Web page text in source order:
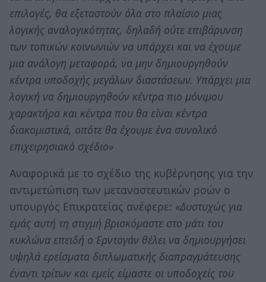
επιλογές, θα εξεταστούν όλα στο πλαίσιο μιας
λογικής αναλογικότητας, δηλαδή ούτε επιβάρυνση
των τοπικών κοινωνιών να υπάρχει και να έχουμε
μια ανάλογη μεταφορά, να μην δημιουργηθούν
κέντρα υποδοχής μεγάλων διαστάσεων. Υπάρχει μια
λογική να δημιουργηθούν κέντρα πιο μόνιμου
χαρακτήρα και κέντρα που θα είναι κέντρα
διακομιστικά, οπότε θα έχουμε ένα συνολικό
επιχειρησιακό σχέδιο»
Αναφορικά με το σχέδιο της κυβέρνησης για την
αντιμετώπιση των μεταναστευτικών ροών ο
υπουργός Επικρατείας ανέφερε: «Δυστυχώς για
εμάς αυτή τη στιγμή βρισκόμαστε στο μάτι του
κυκλώνα επειδή ο Ερντογάν θέλει να δημιουργήσει
υψηλά ερείσματα διπλωματικής διαπραγμάτευσης
έναντι τρίτων και εμείς είμαστε οι υποδοχείς του